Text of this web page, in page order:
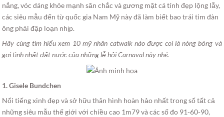
nắng, vóc dáng khỏe mạnh săn chắc và gương mặt cá tính đẹp lộng lẫy,
các siêu mẫu đến từ quốc gia Nam Mỹ này đã làm biết bao trái tim đàn
ông phải đập loạn nhịp.
Hãy cùng tìm hiểu xem 10 mỹ nhân catwalk nào được coi là nóng bỏng và
gợi tình nhất đất nước của những lễ hội Carnaval này nhé.
1. Gisele Bundchen
Nổi tiếng xinh đẹp và sở hữu thân hình hoàn hảo nhất trong số tất cả
những siêu mẫu thế giới với chiều cao 1m79 và các số đo 91-60-90,